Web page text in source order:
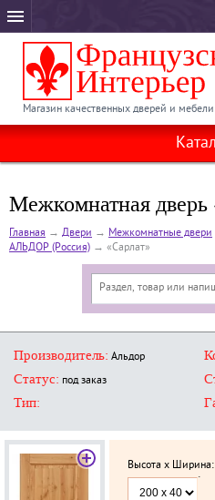
Магазин качественных дверей и мебели
Межкомнатная дверь
Главная → Двери → Межкомнатные двери
АЛЬДОР (Россия) → «Сарлат»
Производитель: Альдор
Статус: под заказ
Тип:
Высота x Ширина:
`